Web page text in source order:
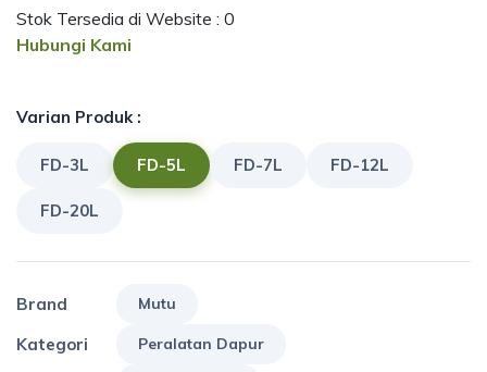
Stok Tersedia di Website : 0
Hubungi Kami
Varian Produk :
FD-3L FD-5L FD-7L FD-12L
FD-20L
Brand Mutu
Kategori Peralatan Dapur